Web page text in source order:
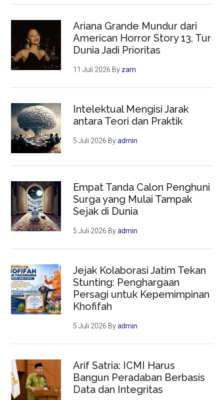
Ariana Grande Mundur dari
American Horror Story 13, Tur
Dunia Jadi Prioritas
11 Juli 2026 By zam
Intelektual Mengisi Jarak
antara Teori dan Praktik
5 Juli 2026 Byadmin
Empat Tanda Calon Penghuni
Surga yang Mulai Tampak
Sejak di Dunia
5 Juli 2026 Byadmin
Jejak Kolaborasi Jatim Tekan
Stunting: Penghargaan
Persagi untuk Kepemimpinan
Khofifah
5 Juli 2026 Byadmin
Arif Satria: ICMI Harus
Bangun Peradaban Berbasis
Data dan Integritas